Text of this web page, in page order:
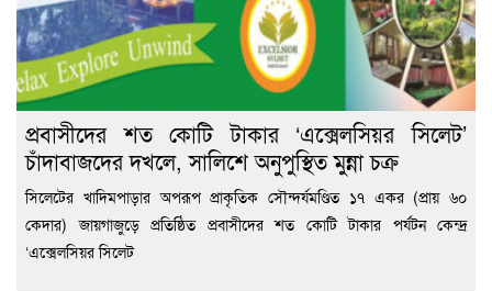
প্রবাসীদের শত কোটি টাকার ‘এক্সেলসিয়র সিলেট’
চাঁদাবাজদের দখলে, সালিশে অনুপুস্থিত মুন্না চক্র
সিলেটের খাদিমপাড়ার অপরূপ প্রাকৃতিক সৌন্দর্যমণ্ডিত ১৭ একর (প্রায় ৬০
কেদার) জায়গাজুড়ে প্রতিষ্ঠিত প্রবাসীদের শত কোটি টাকার পর্যটন কেন্দ্র
‘এক্সেলসিয়র সিলেট